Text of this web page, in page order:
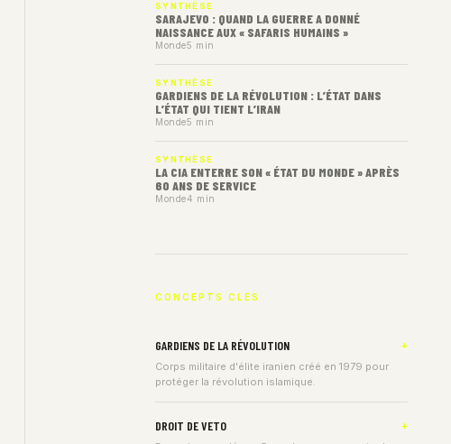
SYNTHÈSE
SARAJEVO : QUAND LA GUERRE A DONNÉ
NAISSANCE AUX « SAFARIS HUMAINS »
Monde5 min
SYNTHÈSE
GARDIENS DE LA RÉVOLUTION : L’ÉTAT DANS
L’ÉTAT QUI TIENT L’IRAN
Monde5 min
SYNTHÈSE
LA CIA ENTERRE SON « ÉTAT DU MONDE » APRÈS
60 ANS DE SERVICE
Monde4 min
CONCEPTS CLÉS
GARDIENS DE LA RÉVOLUTION
Corps militaire d'élite iranien créé en 1979 pour
protéger la révolution islamique.
DROIT DE VETO